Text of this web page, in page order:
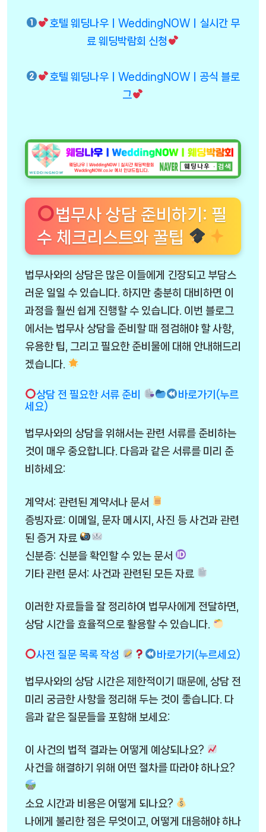
호텔 웨딩나우ㅣWeddingNOWㅣ실시간 무
료 웨딩박람회 신청
호텔 웨딩나우ㅣWeddingNOWㅣ공식 블로
그
법무사 상담 준비하기: 필
수 체크리스트와 꿀팁
법무사와의 상담은 많은 이들에게 긴장되고 부담스
러운 일일 수 있습니다. 하지만 충분히 대비하면 이
과정을 훨씬 쉽게 진행할 수 있습니다. 이번 블로그
에서는 법무사 상담을 준비할 때 점검해야 할 사항,
유용한 팁, 그리고 필요한 준비물에 대해 안내해드리
겠습니다.
상담 전 필요한 서류 준비
바로가기(누르
세요)
법무사와의 상담을 위해서는 관련 서류를 준비하는
것이 매우 중요합니다. 다음과 같은 서류를 미리 준
비하세요:
계약서: 관련된 계약서나 문서
증빙자료: 이메일, 문자 메시지, 사진 등 사건과 관련
된 증거 자료
신분증: 신분을 확인할 수 있는 문서
기타 관련 문서: 사건과 관련된 모든 자료
이러한 자료들을 잘 정리하여 법무사에게 전달하면,
상담 시간을 효율적으로 활용할 수 있습니다.
사전 질문 목록 작성 바로가기(누르세요)
법무사와의 상담 시간은 제한적이기 때문에, 상담 전
미리 궁금한 사항을 정리해 두는 것이 좋습니다. 다
음과 같은 질문들을 포함해 보세요:
이 사건의 법적 결과는 어떻게 예상되나요?
사건을 해결하기 위해 어떤 절차를 따라야 하나요?
소요 시간과 비용은 어떻게 되나요?
나에게 불리한 점은 무엇이고, 어떻게 대응해야 하나